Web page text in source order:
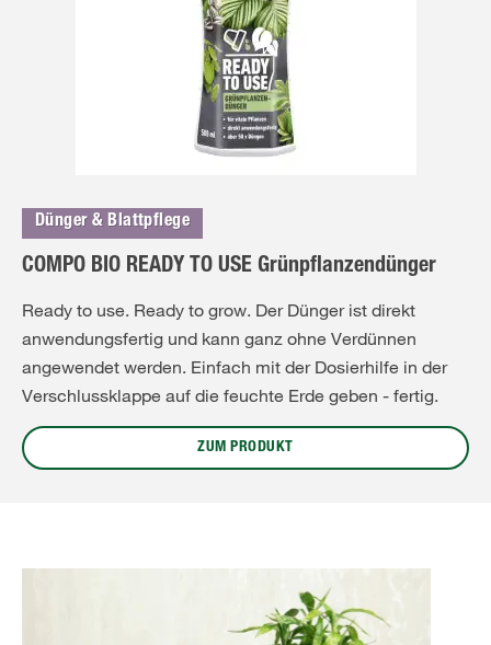
Dünger & Blattpflege
COMPO BIO READY TO USE Grünpflanzendünger
Ready to use. Ready to grow. Der Dünger ist direkt
anwendungsfertig und kann ganz ohne Verdünnen
angewendet werden. Einfach mit der Dosierhilfe in der
Verschlussklappe auf die feuchte Erde geben - fertig.
ZUM PRODUKT